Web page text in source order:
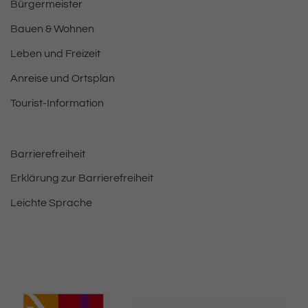
Bürgermeister
Bauen & Wohnen
Leben und Freizeit
Anreise und Ortsplan
Tourist-Information
Barrierefreiheit
Erklärung zur Barrierefreiheit
Leichte Sprache